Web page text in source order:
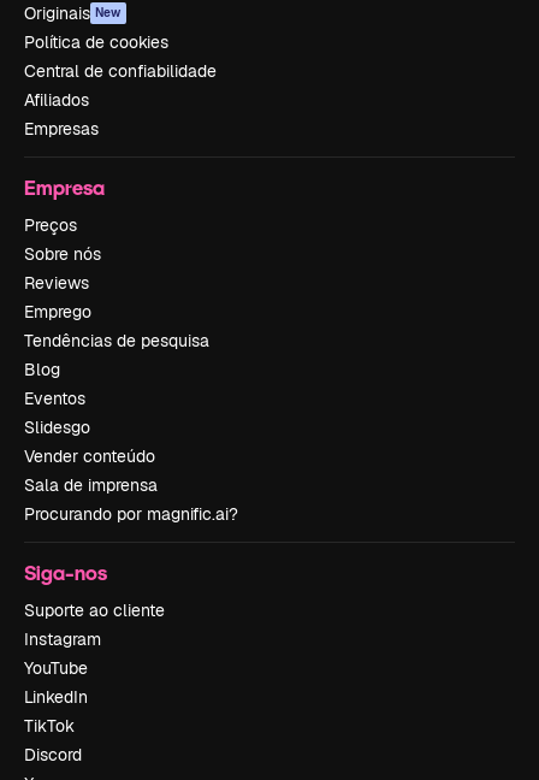
Originais New
Política de cookies
Central de confiabilidade
Afiliados
Empresas
Empresa
Preços
Sobre nós
Reviews
Emprego
Tendências de pesquisa
Blog
Eventos
Slidesgo
Vender conteúdo
Sala de imprensa
Procurando por magnific.ai?
Siga-nos
Suporte ao cliente
Instagram
YouTube
LinkedIn
TikTok
Discord